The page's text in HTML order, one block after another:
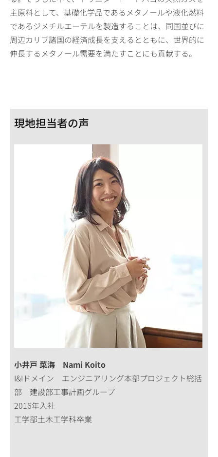
主原料として、基礎化学品であるメタノールや液化燃料
であるジメチルエーテルを製造することは、同国並びに
周辺カリブ諸国の経済成長を支えるとともに、世界的に
伸長するメタノール需要を満たすことにも貢献する。
現地担当者の声
小井戸 菜海 Nami Koito
I&Iドメイン エンジニアリング本部プロジェクト総括
部 建設部工事計画グループ
2016年入社
工学部土木工学科卒業